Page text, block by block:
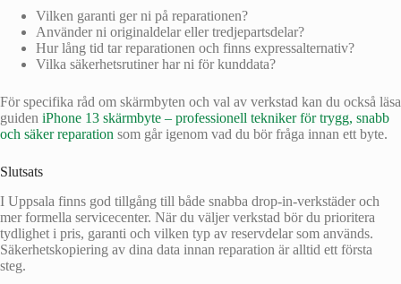
Vilken garanti ger ni på reparationen?
Använder ni originaldelar eller tredjepartsdelar?
Hur lång tid tar reparationen och finns expressalternativ?
Vilka säkerhetsrutiner har ni för kunddata?
För specifika råd om skärmbyten och val av verkstad kan du också läsa
guiden iPhone 13 skärmbyte – professionell tekniker för trygg, snabb
och säker reparation som går igenom vad du bör fråga innan ett byte.
Slutsats
I Uppsala finns god tillgång till både snabba drop‑in‑verkstäder och
mer formella servicecenter. När du väljer verkstad bör du prioritera
tydlighet i pris, garanti och vilken typ av reservdelar som används.
Säkerhetskopiering av dina data innan reparation är alltid ett första
steg.